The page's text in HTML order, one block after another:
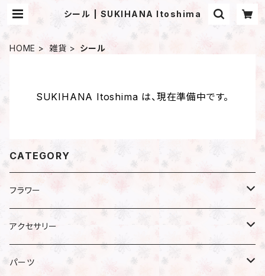
シール | SUKIHANA Itoshima
HOME 雑貨 シール
SUKIHANA Itoshima は、現在準備中です。
CATEGORY
フラワー
プリザーブドフラワー
アジサイ
ドライフラワー
アクセサリー
ピアス
パーツ